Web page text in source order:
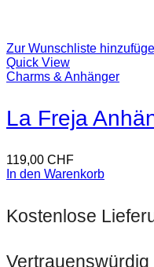
Zur Wunschliste
Quick View
Charms & Anhänger
La Freja
119,00 CHF
In den Warenkorb
Kostenlose